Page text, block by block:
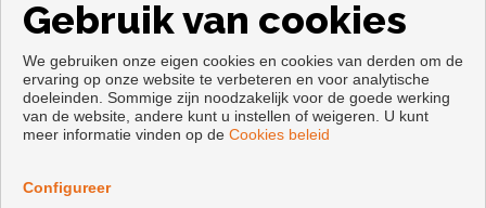
Copyright © 2026. alle rechten voorbehouden.
Voorwaarden en privacybeleid|Privacybeleid
Gebruik van cookies
We gebruiken onze eigen cookies en cookies van derden om de
ervaring op onze website te verbeteren en voor analytische
doeleinden. Sommige zijn noodzakelijk voor de goede werking
van de website, andere kunt u instellen of weigeren. U kunt
meer informatie vinden op de Cookies beleid
Configureer